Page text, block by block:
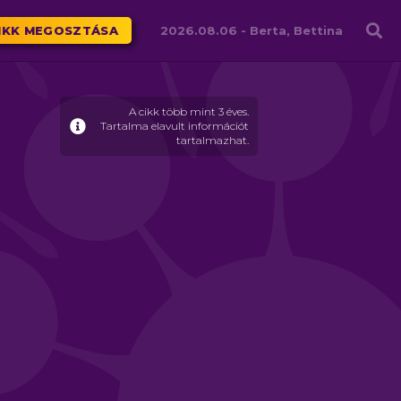
MEGOSZTÁSA 2026.08.06 - Berta, Bettina
A cikk több mint 3 éves.
Tartalma elavult információt
tartalmazhat.